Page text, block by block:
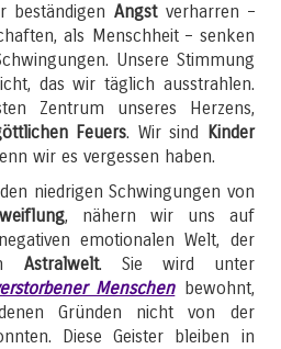
beständigenAngstverharren –
als Menschheit – senken
Unsere Stimmung
das wir täglich ausstrahlen.
Zentrum unseres Herzens,
Feuers. Wir sind Kinder
wir es vergessen haben.
niedrigen Schwingungen von
, nähern wir uns auf
emotionalen Welt, der
Astralwelt. Sie wird unter
Menschenbewohnt,
Gründen nicht von der
Diese Geister bleiben in